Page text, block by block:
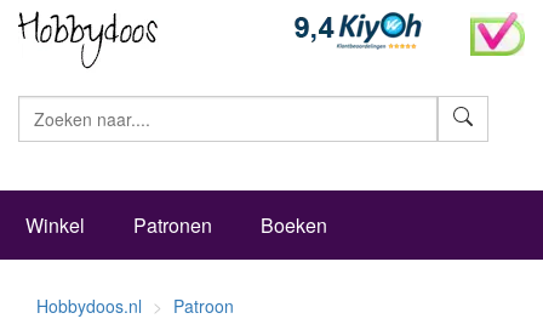
Winkel Patronen Boeken
Hobbydoos.nl Patroon